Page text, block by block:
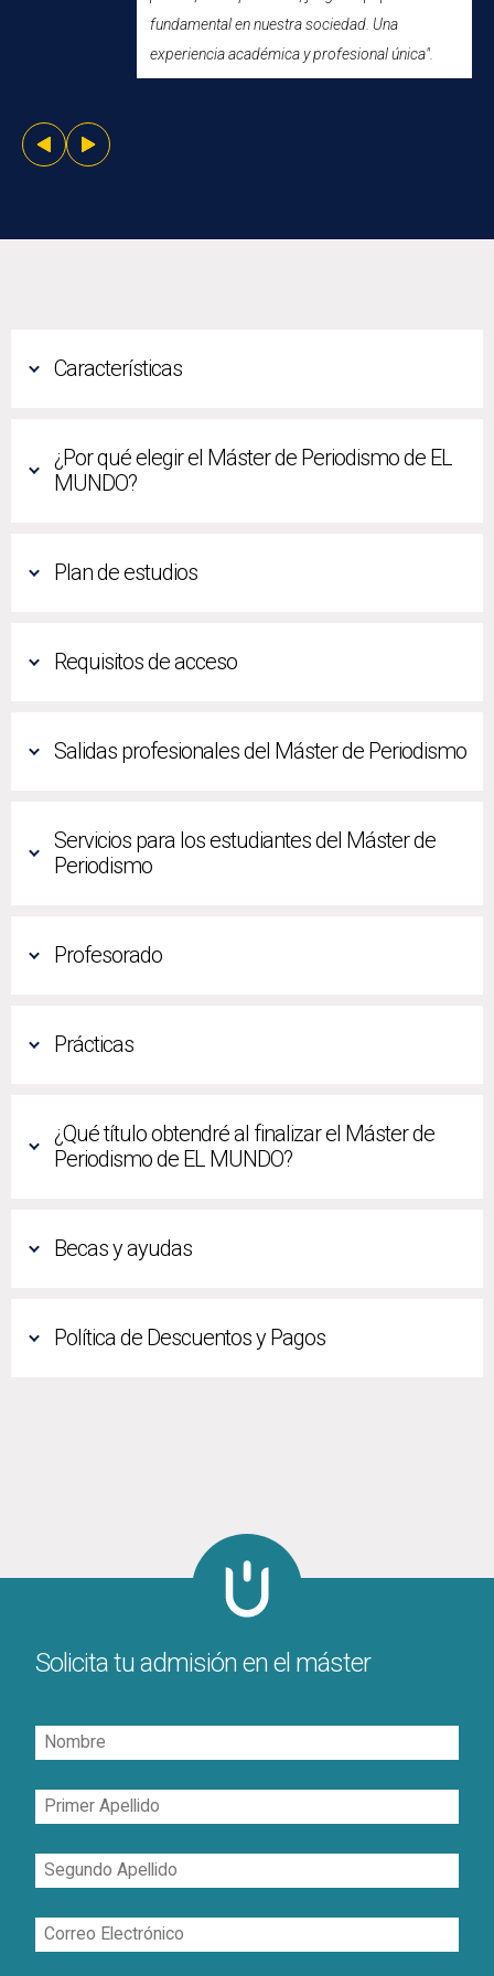
fundamental en nuestra sociedad. Una
experiencia académica y profesional única".
Características
¿Por qué elegir el Máster de Periodismo de EL
MUNDO?
Plan de estudios
Requisitos de acceso
Salidas profesionales del Máster de Periodismo
Servicios para los estudiantes del Máster de
Periodismo
Profesorado
Prácticas
¿Qué título obtendré al finalizar el Máster de
Periodismo de EL MUNDO?
Becas y ayudas
Política de Descuentos y Pagos
Solicita tu admisión en el máster
Nombre
Primer
Apellido
Segundo
Apellido
Correo
Electrónico